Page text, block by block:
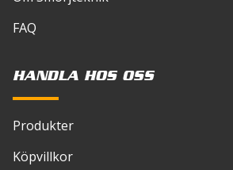
FAQ
HANDLA HOS OSS
Produkter
Köpvillkor